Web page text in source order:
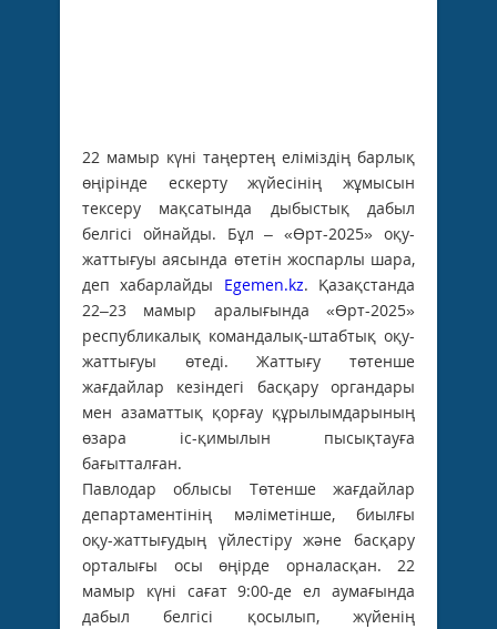
22 мамыр күні таңертең еліміздің барлық
өңірінде ескерту жүйесінің жұмысын
тексеру мақсатында дыбыстық дабыл
белгісі ойнайды. Бұл – «Өрт-2025» оқу-
жаттығуы аясында өтетін жоспарлы шара,
деп хабарлайды Egemen.kz. Қазақстанда
22–23 мамыр аралығында «Өрт-2025»
республикалық командалық-штабтық оқу-
жаттығуы өтеді. Жаттығу төтенше
жағдайлар кезіндегі басқару органдары
мен азаматтық қорғау құрылымдарының
өзара іс-қимылын пысықтауға
бағытталған.
Павлодар облысы Төтенше жағдайлар
департаментінің мәліметінше, биылғы
оқу-жаттығудың үйлестіру және басқару
орталығы осы өңірде орналасқан. 22
мамыр күні сағат 9:00-де ел аумағында
дабыл белгісі қосылып, жүйенің